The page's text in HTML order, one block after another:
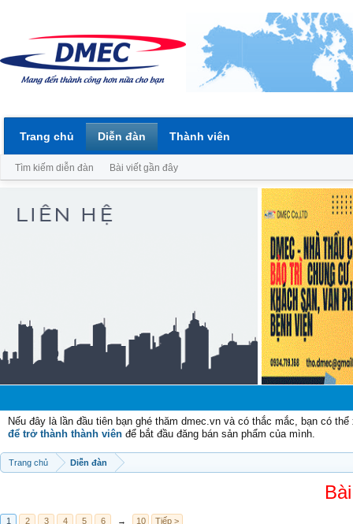
Nếu đây là lần đầu tiên bạn ghé thăm dmec.vn và có thắc mắc, bạn có
để trở thành thành viên để bắt đầu đăng bán sản phẩm của mình.
Trang chủ Diễn đàn
1 2 3 4 5 6 → 10 Tiếp >
Trang chủ Diễn đàn
Tìm kiếm diễn đàn Bài viết gần đây
Thành viên